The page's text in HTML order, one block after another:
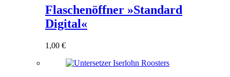
Flaschenöffner »Standard
Digital«
1,00 €